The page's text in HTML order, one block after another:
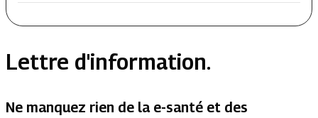
Lettre d'information.
Ne manquez rien de la e-santé et des